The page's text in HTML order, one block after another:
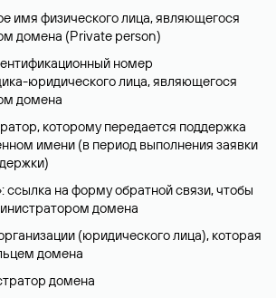
имя физического лица, являющегося
домена (Privatе person)
номер
юридического лица, являющегося
домена
которому передается поддержка
имени (в период выполнения заявки
на форму обратной связи, чтобы
домена
(юридического лица), которая
домена
домена